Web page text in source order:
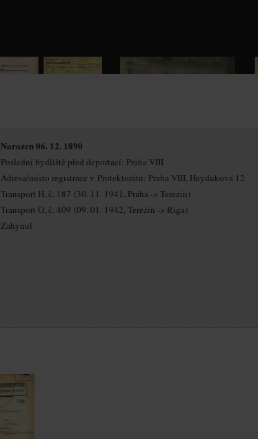
Narozen 06. 12. 1890
Poslední bydliště před deportací: Praha VIII
Adresa/místo registrace v Protektorátu: Praha VIII, Heydukova 12
Transport H, č. 187 (30. 11. 1941, Praha -> Terezín)
Transport O, č. 409 (09. 01. 1942, Terezín -> Riga)
Zahynul